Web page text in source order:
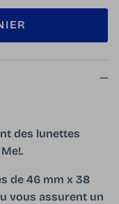
des lunettes
de 46 mm x 38
vous assurent un